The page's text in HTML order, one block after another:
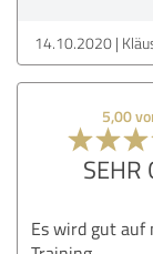
14.10.2020
5,00
SEHR
Es wird gut auf